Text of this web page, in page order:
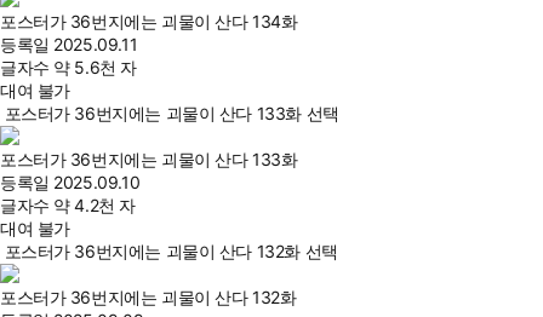
포스터가 36번지에는 괴물이 산다 134화
등록일 2025.09.11
글자수 약 5.6천 자
대여 불가
포스터가 36번지에는 괴물이 산다 133화 선택
포스터가 36번지에는 괴물이 산다 133화
등록일 2025.09.10
글자수 약 4.2천 자
대여 불가
포스터가 36번지에는 괴물이 산다 132화 선택
포스터가 36번지에는 괴물이 산다 132화